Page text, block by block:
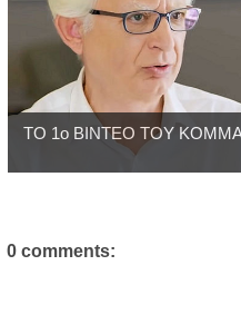
ΤΟ 1ο ΒΙΝΤΕΟ ΤΟΥ
0 comments: